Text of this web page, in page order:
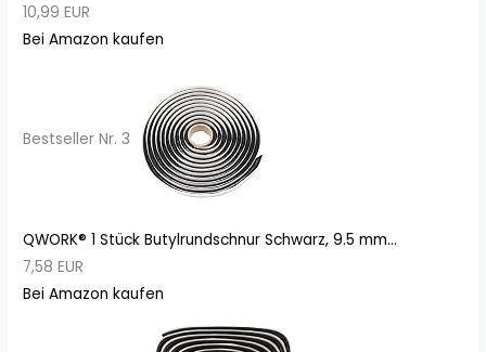
10,99 EUR
Bei Amazon kaufen
Bestseller Nr. 3
QWORK® 1 Stück Butylrundschnur Schwarz, 9.5 mm...
7,58 EUR
Bei Amazon kaufen